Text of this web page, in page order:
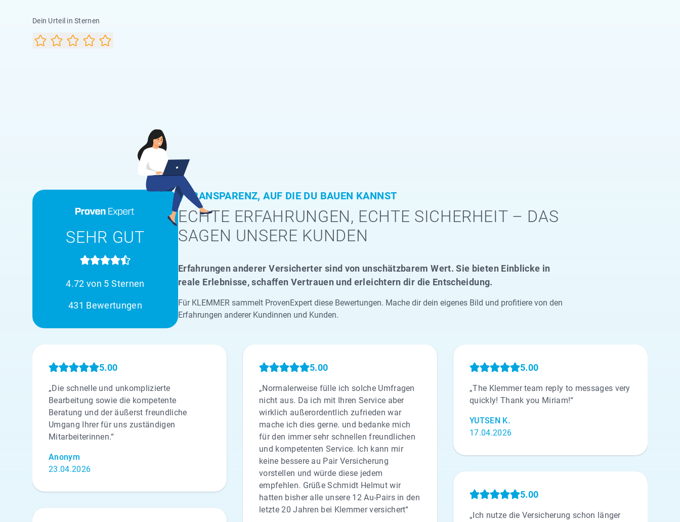
Dein Urteil in Sternen
TRANSPARENZ, AUF DIE DU BAUEN KANNST
ECHTE ERFAHRUNGEN, ECHTE SICHERHEIT – DAS
SAGEN UNSERE KUNDEN
Erfahrungen anderer Versicherter sind von unschätzbarem Wert. Sie bieten Einblicke in
reale Erlebnisse, schaffen Vertrauen und erleichtern dir die Entscheidung.
Für KLEMMER sammelt ProvenExpert diese Bewertungen. Mache dir dein eigenes Bild und profitiere von den
Erfahrungen anderer Kundinnen und Kunden.
SEHR GUT
4.72 von 5 Sternen
431 Bewertungen
5.00
„Die schnelle und unkomplizierte
Bearbeitung sowie die kompetente
Beratung und der äußerst freundliche
Umgang Ihrer für uns zuständigen
Mitarbeiterinnen.“
Anonym
23.04.2026
5.00
„Normalerweise fülle ich solche Umfragen
nicht aus. Da ich mit Ihren Service aber
wirklich außerordentlich zufrieden war
mache ich dies gerne. und bedanke mich
für den immer sehr schnellen freundlichen
und kompetenten Service. Ich kann mir
keine bessere au Pair Versicherung
vorstellen und würde diese jedem
empfehlen. Grüße Schmidt Helmut wir
hatten bisher alle unsere 12 Au-Pairs in den
letzte 20 Jahren bei Klemmer versichert“
5.00
„The Klemmer team reply to messages very
quickly! Thank you Miriam!“
YUTSEN K.
17.04.2026
5.00
„Ich nutze die Versicherung schon länger